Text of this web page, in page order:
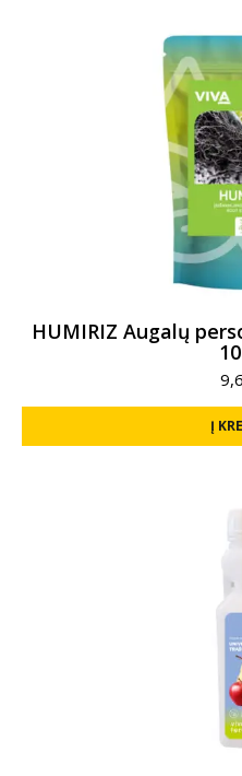
HUMIRIZ Augalų
Į